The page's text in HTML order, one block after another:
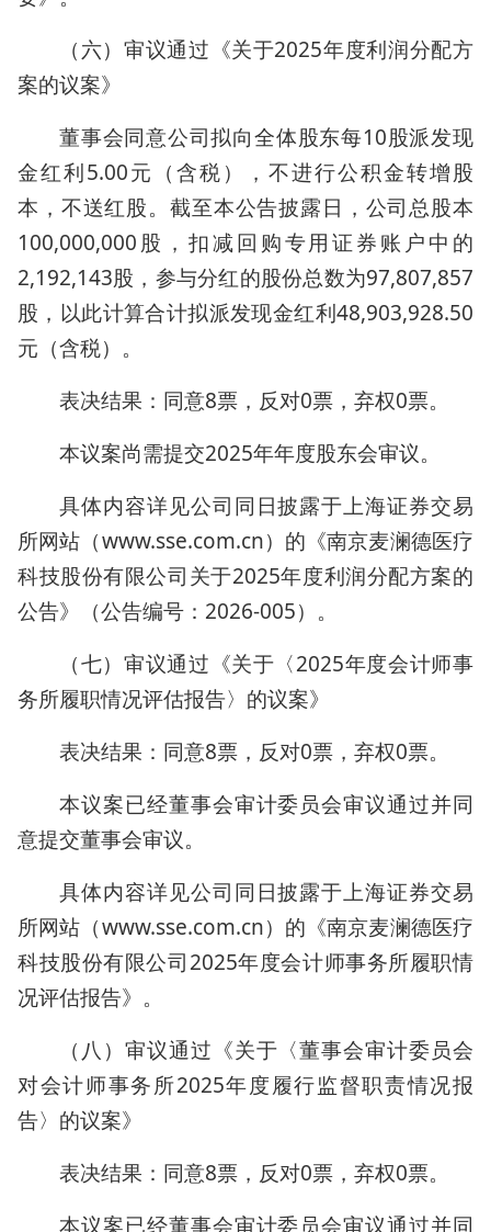
（六）审议通过《关于2025年度利润分配方
案的议案》
董事会同意公司拟向全体股东每10股派发现
金红利5.00元（含税），不进行公积金转增股
本，不送红股。截至本公告披露日，公司总股本
100,000,000股，扣减回购专用证券账户中的
2,192,143股，参与分红的股份总数为97,807,857
股，以此计算合计拟派发现金红利48,903,928.50
元（含税）。
表决结果：同意8票，反对0票，弃权0票。
本议案尚需提交2025年年度股东会审议。
具体内容详见公司同日披露于上海证券交易
所网站（www.sse.com.cn）的《南京麦澜德医疗
科技股份有限公司关于2025年度利润分配方案的
公告》（公告编号：2026-005）。
（七）审议通过《关于〈2025年度会计师事
务所履职情况评估报告〉的议案》
表决结果：同意8票，反对0票，弃权0票。
本议案已经董事会审计委员会审议通过并同
意提交董事会审议。
具体内容详见公司同日披露于上海证券交易
所网站（www.sse.com.cn）的《南京麦澜德医疗
科技股份有限公司2025年度会计师事务所履职情
况评估报告》。
（八）审议通过《关于〈董事会审计委员会
对会计师事务所2025年度履行监督职责情况报
告〉的议案》
表决结果：同意8票，反对0票，弃权0票。
本议案已经董事会审计委员会审议通过并同